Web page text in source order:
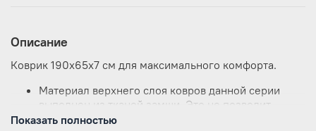
Описание
Коврик 190х65х7 см для максимального комфорта.
Материал верхнего слоя ковров данной серии
выполнен из тканой замши. Это не позволит
спальнику сползать с ковра и обеспечит
Показать полностью